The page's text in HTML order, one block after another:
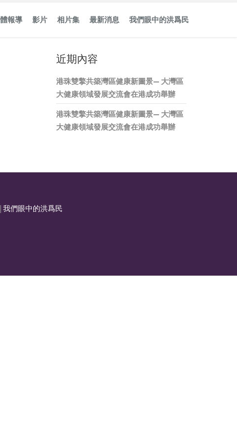
報導 影片 相片集 最新消息 我們眼中的洪爲民
近期內容
港珠雙擎共築灣區健康新圖景— 大灣區
大健康領域發展交流會在港成功舉辦
港珠雙擎共築灣區健康新圖景— 大灣區
大健康領域發展交流會在港成功舉辦
我們眼中的洪爲民